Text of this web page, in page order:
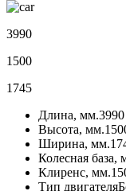
3990
1500
1745
Длина, мм.3990
Высота, мм.
Ширина, мм.
Колесная база,
Клиренс, мм.
Тип двигателя